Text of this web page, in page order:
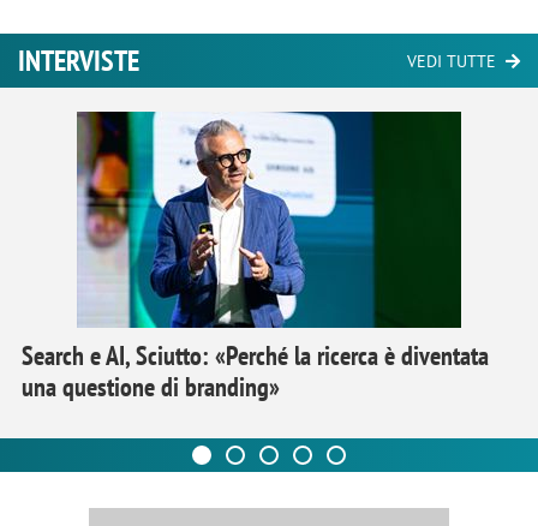
INTERVISTE VEDI TUTTE
Search e AI, Sciutto: «Perché la ricerca è diventata
una questione di branding»